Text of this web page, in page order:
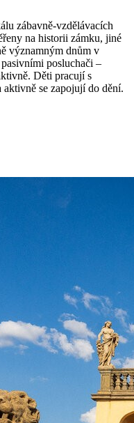
zábavně-vzdělávacích
na historii zámku, jiné
významným dnům v
posluchači –
Děti pracují s
se zapojují do dění.